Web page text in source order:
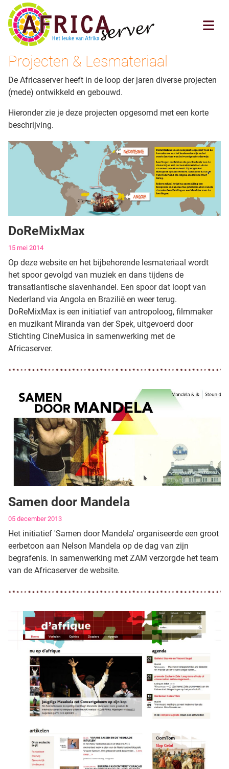
Projecten & Lesmateriaal
De Africaserver heeft in de loop der jaren diverse projecten
(mede) ontwikkeld en gebouwd.
Hieronder zie je deze projecten opgesomd met een korte
beschrijving.
DoReMixMax
Gegevens
15 mei 2014
Op deze website en het bijbehorende lesmateriaal wordt
het spoor gevolgd van muziek en dans tijdens de
transatlantische slavenhandel. Een spoor dat loopt van
Nederland via Angola en Brazilië en weer terug.
DoReMixMax is een initiatief van antropoloog, filmmaker
en muzikant Miranda van der Spek, uitgevoerd door
Stichting CineMusica in samenwerking met de
Africaserver.
Samen door Mandela
Gegevens
05 december 2013
Het initiatief 'Samen door Mandela' organiseerde een groot
eerbetoon aan Nelson Mandela op de dag van zijn
begrafenis. In samenwerking met ZAM verzorgde het team
van de Africaserver de website.